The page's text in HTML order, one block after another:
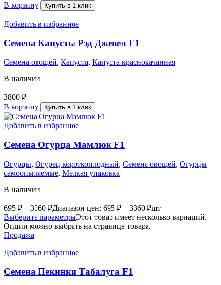
В корзину
Купить в 1 клик
Добавить в избранное
Семена Капусты Рэд Джевел F1
Семена овощей, Капуста, Капуста краснокачанная
В наличии
3800 ₽
В корзину
Купить в 1 клик
Добавить в избранное
Семена Огурца Мамлюк F1
Огурцы, Огурец короткоплодный, Семена овощей, Огурцы
самоопыляемые, Мелкая упаковка
В наличии
695 ₽ – 3360 ₽Диапазон цен: 695 ₽ – 3360 ₽шт
Выберите параметрыЭтот товар имеет несколько вариаций.
Опции можно выбрать на странице товара.
Продажа
Добавить в избранное
Семена Пекинки Табалуга F1